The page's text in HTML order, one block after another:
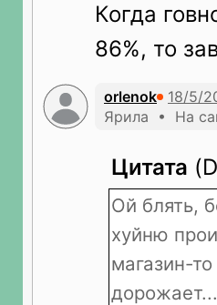
Когда
86%, то
orlenok
Ярила • На
Цитата
Ой блять,
хуйню
магазин-